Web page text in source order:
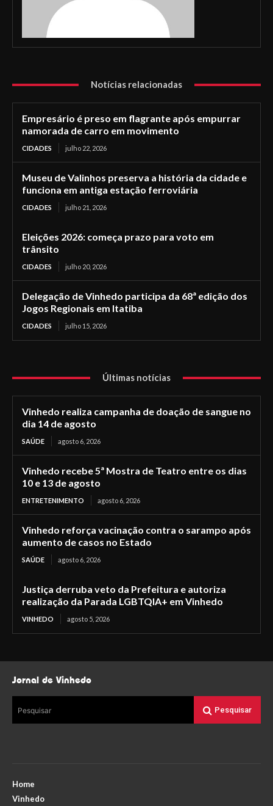
Notícias relacionadas
Empresário é preso em flagrante após empurrar
namorada de carro em movimento
CIDADES julho 22, 2026
Museu de Valinhos preserva a história da cidade e
funciona em antiga estação ferroviária
CIDADES julho 21, 2026
Eleições 2026: começa prazo para voto em
trânsito
CIDADES julho 20, 2026
Delegação de Vinhedo participa da 68ª edição dos
Jogos Regionais em Itatiba
CIDADES julho 15, 2026
Últimas notícias
Vinhedo realiza campanha de doação de sangue no
dia 14 de agosto
SAÚDE agosto 6, 2026
Vinhedo recebe 5ª Mostra de Teatro entre os dias
10 e 13 de agosto
ENTRETENIMENTO agosto 6, 2026
Vinhedo reforça vacinação contra o sarampo após
aumento de casos no Estado
SAÚDE agosto 6, 2026
Justiça derruba veto da Prefeitura e autoriza
realização da Parada LGBTQIA+ em Vinhedo
VINHEDO agosto 5, 2026
Jornal de Vinhedo
Pesquisar Pesquisar
Home
Vinhedo